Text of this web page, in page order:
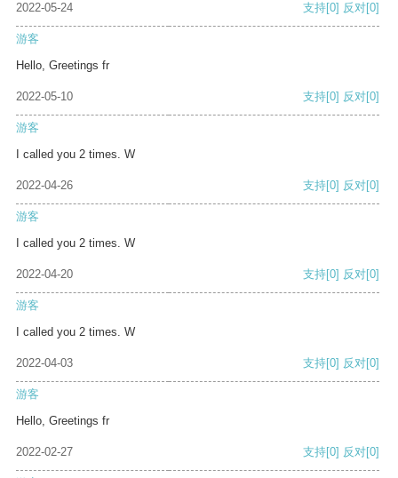
2022-05-24 支持[0] 反对[0]
游客
Hello, Greetings fr
2022-05-10 支持[0] 反对[0]
游客
I called you 2 times. W
2022-04-26 支持[0] 反对[0]
游客
I called you 2 times. W
2022-04-20 支持[0] 反对[0]
游客
I called you 2 times. W
2022-04-03 支持[0] 反对[0]
游客
Hello, Greetings fr
2022-02-27 支持[0] 反对[0]